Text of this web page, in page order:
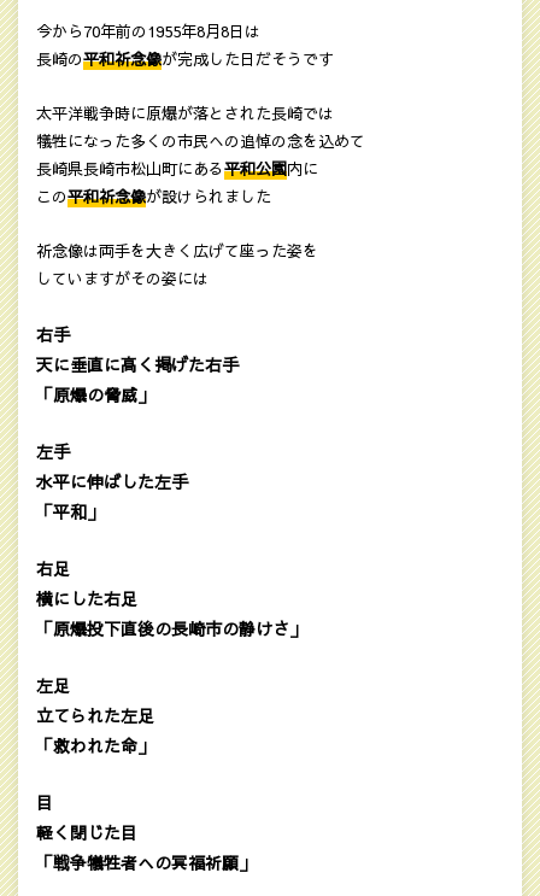
今から70年前の1955年8月8日は
長崎の平和祈念像が完成した日だそうです
太平洋戦争時に原爆が落とされた長崎では
犠牲になった多くの市民への追悼の念を込めて
長崎県長崎市松山町にある平和公園内に
この平和祈念像が設けられました
祈念像は両手を大きく広げて座った姿を
していますがその姿には
右手
天に垂直に高く掲げた右手
「原爆の脅威」
左手
水平に伸ばした左手
「平和」
右足
横にした右足
「原爆投下直後の長崎市の静けさ」
左足
立てられた左足
「救われた命」
目
軽く閉じた目
「戦争犠牲者への冥福祈願」